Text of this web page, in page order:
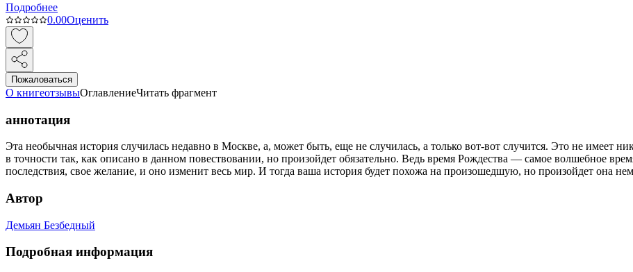
Подробнее
0.00Оценить
Пожаловаться
О книгеотзывыОглавлениеЧитать фрагмент
аннотация
Эта необычная история случилась недавно в Москве, а, может быть, еще не случилась, а только вот-вот случится. Это не имеет
в точности так, как описано в данном повествовании, но произойдет обязательно. Ведь время Рождества — самое волшебное
последствия, свое желание, и оно изменит весь мир. И тогда ваша история будет похожа на произошедшую, но произойдет она
Автор
Демьян Безбедный
Подробная информация